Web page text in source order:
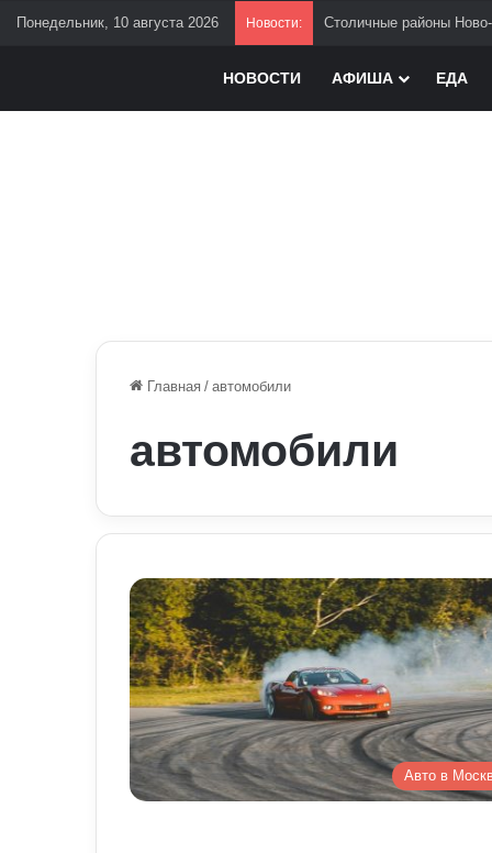
Понедельник, 10 августа 2026 Новости: Столичные районы
НОВОСТИ АФИША ЕДА
Главная / автомобили
автомобили
Авто в